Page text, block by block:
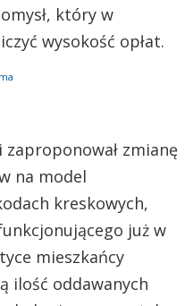
który w
wysokość opłat.
zaproponował zmianę
na model
kreskowych,
już w
mieszkańcy
ilość oddawanych